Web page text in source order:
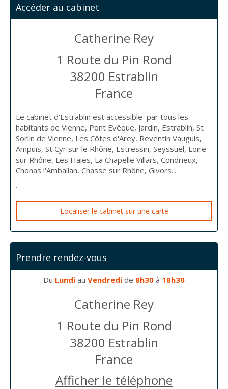
Accéder au cabinet
Catherine Rey
1 Route du Pin Rond
38200 Estrablin
France
Le cabinet d'Estrablin est accessible par tous les
habitants de Vienne, Pont Evêque, Jardin, Estrablin, St
Sorlin de Vienne, Les Côtes d'Arey, Reventin Vauguis,
Ampuis, St Cyr sur le Rhône, Estressin, Seyssuel, Loire
sur Rhône, Les Haies, La Chapelle Villars, Condrieux,
Chonas l'Amballan, Chasse sur Rhône, Givors....
.
Localiser le cabinet sur une carte
Prendre rendez-vous
Du Lundi au Vendredi de 8h30 à 18h30
Catherine Rey
1 Route du Pin Rond
38200 Estrablin
France
Afficher le téléphone